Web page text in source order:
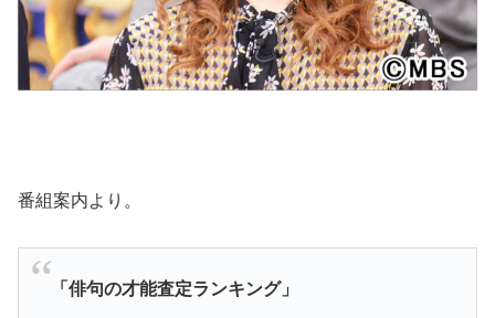
番組案内より。
「俳句の才能査定ランキング」